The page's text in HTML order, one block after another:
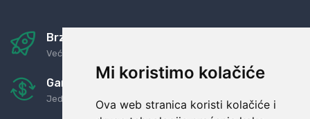
Mi koristimo kolačiće
Ova web stranica koristi kolačiće i
Brza i sigurna dostava
Već za nekoliko dana kod vas
Garancija u povrat novaca
Jednostavno pravilo: Roba za novac